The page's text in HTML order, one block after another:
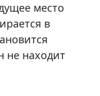
место
в
не находит